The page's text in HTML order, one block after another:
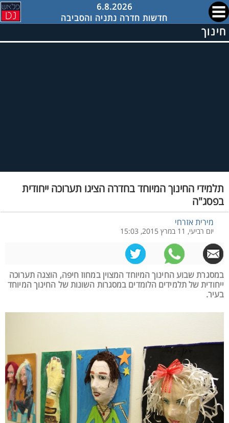
6.8.2026
חדשות חדרה נתניה והסביבה
חינוך
תלמידי החינוך המיוחד בחדרה הציגו תערוכה ייחודית
בפסג"ה
מירית אזרחי
יום רביעי, 11 במרץ 2015, 15:03
במסגרת שבוע החינוך המיוחד המצוין במחוז חיפה, הוצגה תערוכה
ייחודית של תלמידים הלומדים במסגרות השונות של החינוך המיוחד
בעיר.